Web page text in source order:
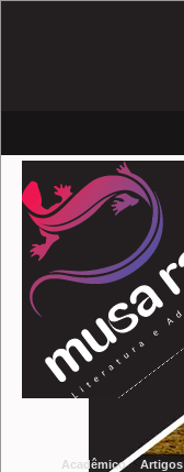
Acadêmico Artigos